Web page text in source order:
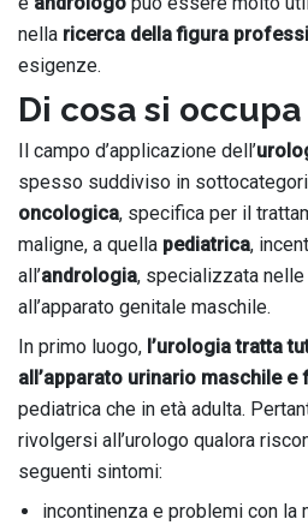
nella ricerca della figura
esigenze.
Di cosa si occupa
Il campo d’applicazione dell’
spesso suddiviso in
oncologica, specifica per il
maligne, a quella pediatrica,
all’andrologia, specializzata
all’apparato genitale maschile.
In primo luogo, l’urologia tratta
all’apparato urinario maschile e
pediatrica che in età adulta.
rivolgersi all’urologo qualora
seguenti sintomi:
incontinenza e problemi con la